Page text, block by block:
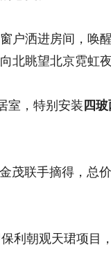
户洒进房间，唤
北眺望北京霓虹
室，特别安装 四
茂联手摘得， 总
利朝观天珺项目